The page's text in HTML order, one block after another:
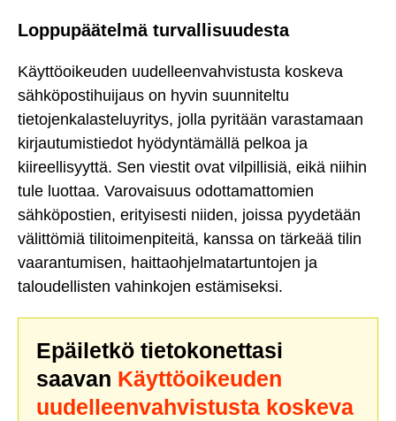
Loppupäätelmä turvallisuudesta
Käyttöoikeuden uudelleenvahvistusta koskeva
sähköpostihuijaus on hyvin suunniteltu
tietojenkalasteluyritys, jolla pyritään varastamaan
kirjautumistiedot hyödyntämällä pelkoa ja
kiireellisyyttä. Sen viestit ovat vilpillisiä, eikä niihin
tule luottaa. Varovaisuus odottamattomien
sähköpostien, erityisesti niiden, joissa pyydetään
välittömiä tilitoimenpiteitä, kanssa on tärkeää tilin
vaarantumisen, haittaohjelmatartuntojen ja
taloudellisten vahinkojen estämiseksi.
Epäiletkö tietokonettasi
saavan Käyttöoikeuden
uudelleenvahvistusta koskeva